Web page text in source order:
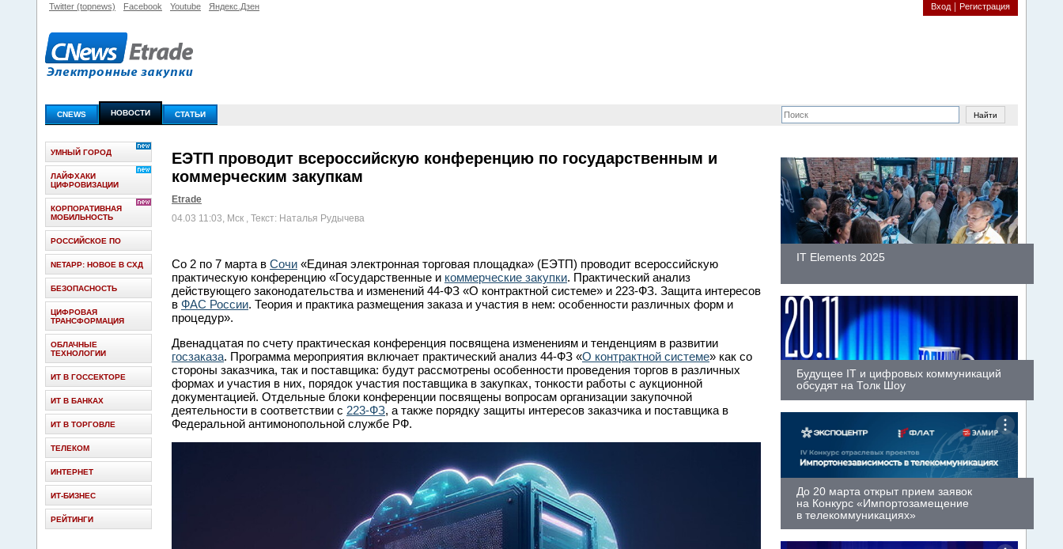
Вход Регистрация
Twitter (topnews) Facebook Youtube Яндекс.Дзен
CNEWS НОВОСТИ СТАТЬИ
ЕЭТП проводит всероссийскую конференцию по государственным и
коммерческим закупкам
Etrade
04.03 11:03, Мск , Текст: Наталья Рудычева
Со 2 по 7 марта в Сочи «Единая электронная торговая площадка» (ЕЭТП) проводит всероссийскую
практическую конференцию «Государственные и коммерческие закупки. Практический анализ
действующего законодательства и изменений 44-ФЗ «О контрактной системе» и 223-ФЗ. Защита интересов
в ФАС России. Теория и практика размещения заказа и участия в нем: особенности различных форм и
процедур».
Двенадцатая по счету практическая конференция посвящена изменениям и тенденциям в развитии
госзаказа. Программа мероприятия включает практический анализ 44-ФЗ «О контрактной системе» как со
стороны заказчика, так и поставщика: будут рассмотрены особенности проведения торгов в различных
формах и участия в них, порядок участия поставщика в закупках, тонкости работы с аукционной
документацией. Отдельные блоки конференции посвящены вопросам организации закупочной
деятельности в соответствии с 223-ФЗ, а также порядку защиты интересов заказчика и поставщика в
Федеральной антимонопольной службе РФ.
IT Elements 2025
Будущее IT и цифровых коммуникаций
обсудят на Толк Шоу
До 20 марта открыт прием заявок
на Конкурс «Импортозамещение
в телекоммуникациях»
УМНЫЙ ГОРОД
ЛАЙФХАКИ
ЦИФРОВИЗАЦИИ
КОРПОРАТИВНАЯ
МОБИЛЬНОСТЬ
РОССИЙСКОЕ ПО
NETAPP: НОВОЕ В СХД
БЕЗОПАСНОСТЬ
ЦИФРОВАЯ
ТРАНСФОРМАЦИЯ
ОБЛАЧНЫЕ
ТЕХНОЛОГИИ
ИТ В ГОССЕКТОРЕ
ИТ В БАНКАХ
ИТ В ТОРГОВЛЕ
ТЕЛЕКОМ
ИНТЕРНЕТ
ИТ-БИЗНЕС
РЕЙТИНГИ